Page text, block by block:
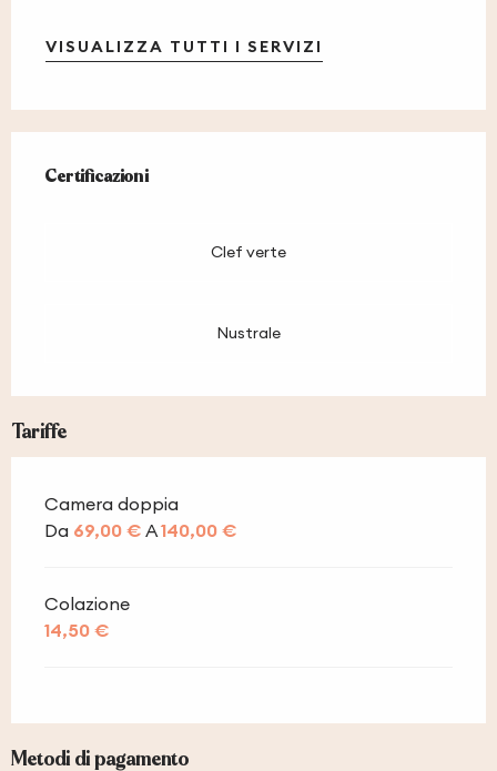
VISUALIZZA TUTTI I SERVIZI
Certificazioni
Certificazioni
Clef verte
Nustrale
Tariffe
Camera doppia
Da 69,00 € A140,00 €
Colazione
14,50 €
Metodi di pagamento